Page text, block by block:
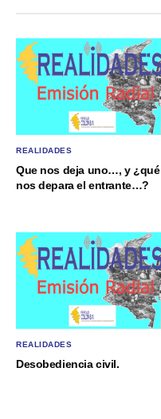
REALIDADES
Que nos deja uno…, y ¿qué
nos depara el entrante…?
REALIDADES
Desobediencia civil.